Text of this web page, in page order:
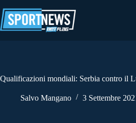
al
contenuto
Qualificazioni mondiali: Serbia contro il
Salvo Mangano 3 Settembre